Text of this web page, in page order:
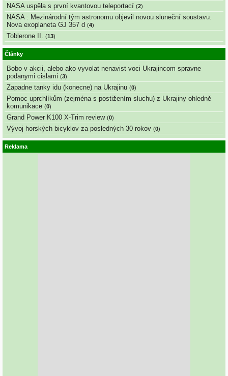
NASA uspěla s první kvantovou teleportací (2)
NASA : Mezinárodní tým astronomu objevil novou sluneční soustavu.
Nova exoplaneta GJ 357 d (4)
Toblerone II. (13)
Články
Bobo v akcii, alebo ako vyvolat nenavist voci Ukrajincom spravne
podanymi cislami (3)
Zapadne tanky idu (konecne) na Ukrajinu (0)
Pomoc uprchlíkům (zejména s postižením sluchu) z Ukrajiny ohledně
komunikace (0)
Grand Power K100 X-Trim review (0)
Vývoj horských bicyklov za posledných 30 rokov (0)
Reklama